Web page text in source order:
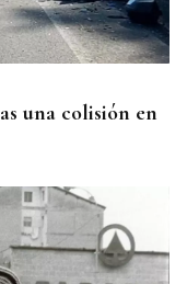
una colisión en